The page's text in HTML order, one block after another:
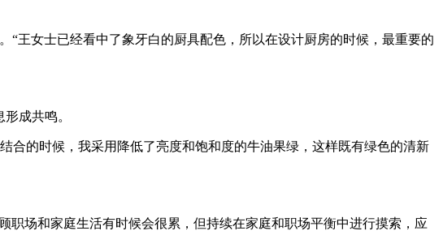
王女士已经看中了象牙白的厨具配色，所以在设计厨房的时候，最重要的
成共鸣。
合的时候，我采用降低了亮度和饱和度的牛油果绿，这样既有绿色的清新
职场和家庭生活有时候会很累，但持续在家庭和职场平衡中进行摸索，应